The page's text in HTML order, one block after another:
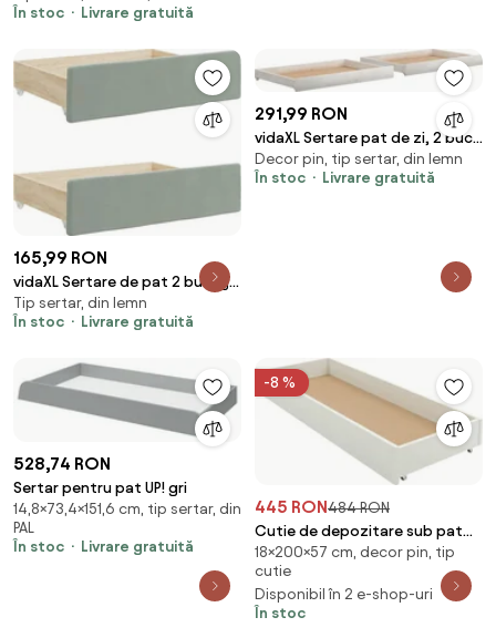
În stoc
Livrare gratuită
165,99 RON
vidaXL Sertare de pat 2 buc, gri
deschis, lemn prelucrat și textil
Tip sertar, din lemn
În stoc
Livrare gratuită
291,99 RON
vidaXL Sertare pat de zi, 2 buc.,
alb, lemn masiv de pin
Decor pin, tip sertar, din lemn
În stoc
Livrare gratuită
528,74 RON
Sertar pentru pat UP! gri
14,8×73,4×151,6 cm, tip sertar, din
PAL
În stoc
Livrare gratuită
-8 %
445 RON484 RON
Cutie de depozitare sub pat
ELISA 200 cm, alb
18×200×57 cm, decor pin, tip
cutie
Disponibil în 2 e-shop-uri
În stoc